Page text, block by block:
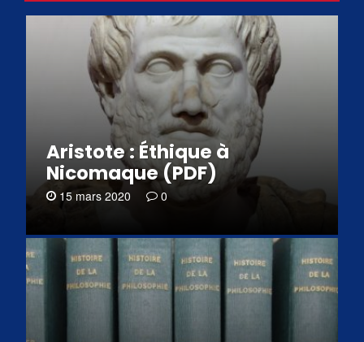
Aristote : Éthique à
Nicomaque (PDF)
15 mars 2020 0